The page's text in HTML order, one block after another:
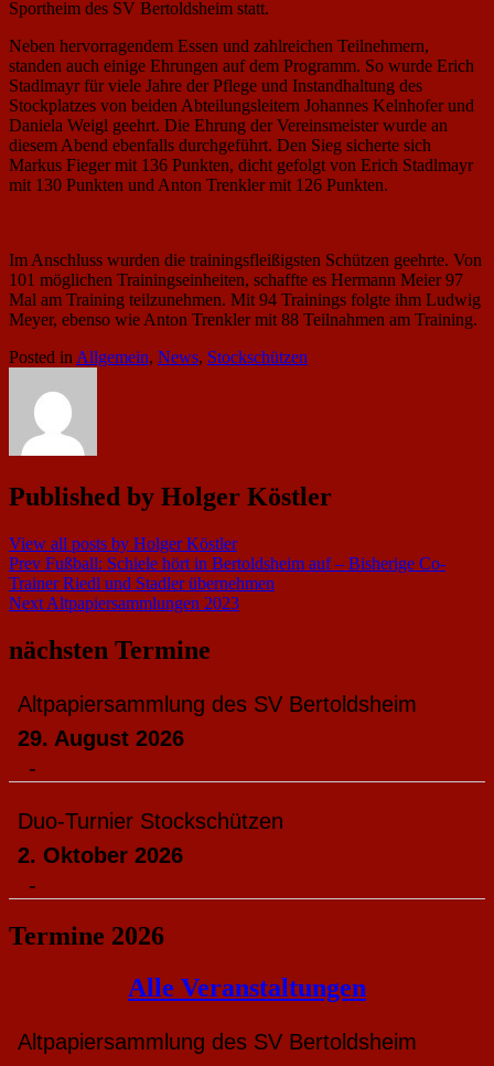
Sportheim des SV Bertoldsheim statt.
Neben hervorragendem Essen und zahlreichen Teilnehmern,
standen auch einige Ehrungen auf dem Programm. So wurde Erich
Stadlmayr für viele Jahre der Pflege und Instandhaltung des
Stockplatzes von beiden Abteilungsleitern Johannes Kelnhofer und
Daniela Weigl geehrt. Die Ehrung der Vereinsmeister wurde an
diesem Abend ebenfalls durchgeführt. Den Sieg sicherte sich
Markus Fieger mit 136 Punkten, dicht gefolgt von Erich Stadlmayr
mit 130 Punkten und Anton Trenkler mit 126 Punkten.
Im Anschluss wurden die trainingsfleißigsten Schützen geehrte. Von
101 möglichen Trainingseinheiten, schaffte es Hermann Meier 97
Mal am Training teilzunehmen. Mit 94 Trainings folgte ihm Ludwig
Meyer, ebenso wie Anton Trenkler mit 88 Teilnahmen am Training.
Posted inAllgemein, News, Stockschützen
Published by Holger Köstler
View all posts by Holger Köstler
Beitragsnavigation
Prev Fußball: Schiele hört in Bertoldsheim auf – Bisherige Co-
Trainer Riedl und Stadler übernehmen
Next Altpapiersammlungen 2023
nächsten Termine
Altpapiersammlung des SV Bertoldsheim
29. August 2026
-
Duo-Turnier Stockschützen
2. Oktober 2026
-
Termine 2026
Alle Veranstaltungen
Altpapiersammlung des SV Bertoldsheim